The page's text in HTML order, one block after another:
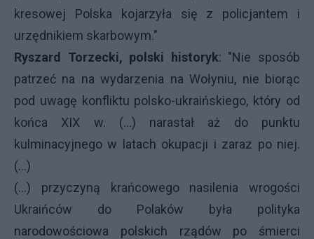
kresowej Polska kojarzyła się z policjantem i
urzędnikiem skarbowym."
Ryszard Torzecki, polski historyk: "Nie sposób
patrzeć na na wydarzenia na Wołyniu, nie biorąc
pod uwagę konfliktu polsko-ukraińskiego, który od
końca XIX w. (...) narastał aż do punktu
kulminacyjnego w latach okupacji i zaraz po niej.
(...)
(...) przyczyną krańcowego nasilenia wrogości
Ukraińców do Polaków była polityka
narodowościowa polskich rządów po śmierci